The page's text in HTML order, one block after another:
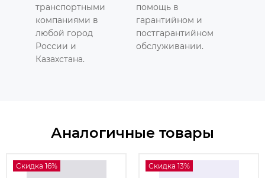
транспортными
компаниями в
любой город
России и
Казахстана.
помощь в
гарантийном и
постгарантийном
обслуживании.
Аналогичные товары
Скидка 16% Скидка 13%